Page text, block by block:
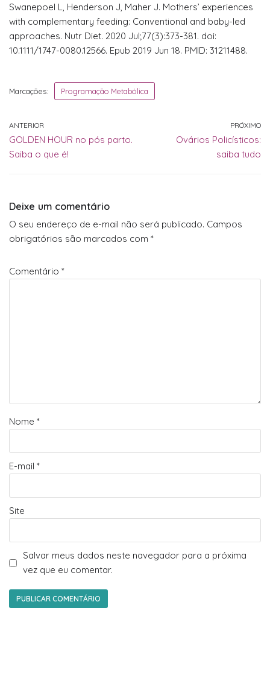
Swanepoel L, Henderson J, Maher J. Mothers’ experiences
with complementary feeding: Conventional and baby-led
approaches. Nutr Diet. 2020 Jul;77(3):373-381. doi:
10.1111/1747-0080.12566. Epub 2019 Jun 18. PMID: 31211488.
Marcações: Programação Metabólica
ANTERIOR
GOLDEN HOUR no pós parto.
Saiba o que é!
PRÓXIMO
Ovários Policísticos:
saiba tudo
Deixe um comentário
O seu endereço de e-mail não será publicado. Campos
obrigatórios são marcados com *
Comentário *
Nome *
E-mail *
Site
Salvar meus dados neste navegador para a próxima
vez que eu comentar.